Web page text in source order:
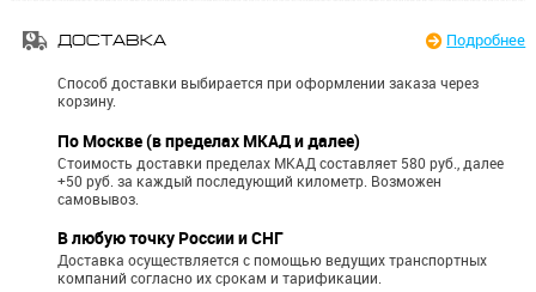
ДОСТАВКА Подробнее
Способ доставки выбирается при оформлении заказа через
корзину.
По Москве (в пределах МКАД и далее)
Стоимость доставки пределах МКАД составляет 580 руб., далее
+50 руб. за каждый последующий километр. Возможен
самовывоз.
В любую точку России и СНГ
Доставка осуществляется с помощью ведущих транспортных
компаний согласно их срокам и тарификации.